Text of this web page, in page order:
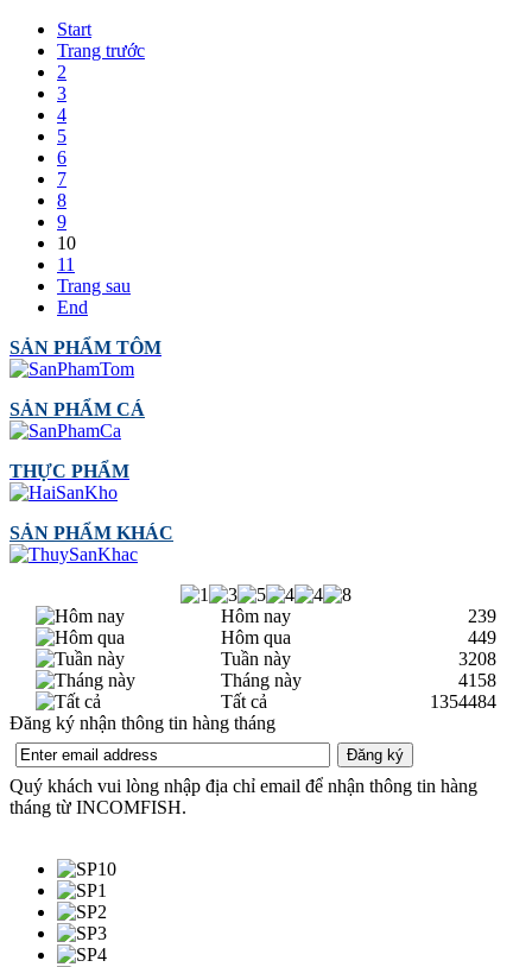
Start
Trang trước
2
3
4
5
6
7
8
9
10
11
Trang sau
End
SẢN PHẨM TÔM
SẢN PHẨM CÁ
THỰC PHẨM
SẢN PHẨM KHÁC
Hôm nay
239
Hôm qua
449
Tuần này
3208
Tháng này
4158
Tất cả
1354484
Đăng ký nhận thông tin hàng tháng
Quý khách vui lòng nhập địa chỉ email để nhận thông tin hàng
tháng từ INCOMFISH.